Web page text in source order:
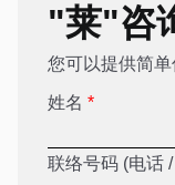
"莱"咨
您可以提供简单
姓名 *
联络号码 (电话